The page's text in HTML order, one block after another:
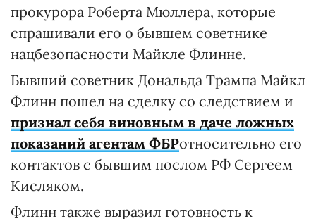
прокурора Роберта Мюллера, которые
спрашивали его о бывшем советнике
нацбезопасности Майкле Флинне.
Бывший советник Дональда Трампа Майкл
Флинн пошел на сделку со следствием и
признал себя виновным в даче ложных
показаний агентам ФБРотносительно его
контактов с бывшим послом РФ Сергеем
Кисляком.
Флинн также выразил готовность к